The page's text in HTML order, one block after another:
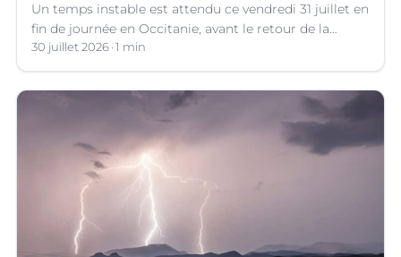
Un temps instable est attendu ce vendredi 31 juillet en
fin de journée en Occitanie, avant le retour de la
canicule.
30 juillet 2026 1 min